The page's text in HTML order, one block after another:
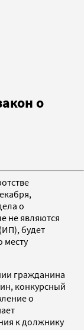
о
о
не являются
будет
месту
гражданина
конкурсный
о
к должнику